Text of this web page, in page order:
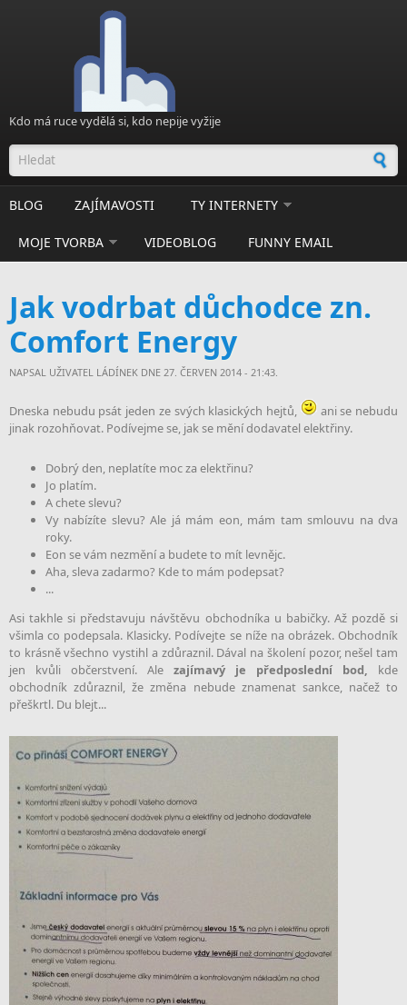
Přejít k hlavnímu obsahu
Kdo má ruce vydělá si, kdo nepije vyžije
Vyhledávání
BLOG ZAJÍMAVOSTI TY INTERNETY
MOJE TVORBA VIDEOBLOG FUNNY EMAIL
Jak vodrbat důchodce zn.
Comfort Energy
NAPSAL UŽIVATEL LÁDÍNEK DNE 27. ČERVEN 2014 - 21:43.
Dneska nebudu psát jeden ze svých klasických hejtů,
ani se nebudu
jinak rozohňovat. Podívejme se, jak se mění dodavatel elektřiny.
Dobrý den, neplatíte moc za elektřinu?
Jo platím.
A chete slevu?
Vy nabízíte slevu? Ale já mám eon, mám tam smlouvu na dva
roky.
Eon se vám nezmění a budete to mít levnějc.
Aha, sleva zadarmo? Kde to mám podepsat?
...
Asi takhle si představuju návštěvu obchodníka u babičky. Až pozdě si
všimla co podepsala. Klasicky. Podívejte se níže na obrázek. Obchodník
to krásně všechno vystihl a zdůraznil. Dával na školení pozor, nešel tam
jen kvůli občerstvení. Ale zajímavý je předposlední bod, kde
obchodník zdůraznil, že změna nebude znamenat sankce, načež to
přeškrtl. Du blejt...